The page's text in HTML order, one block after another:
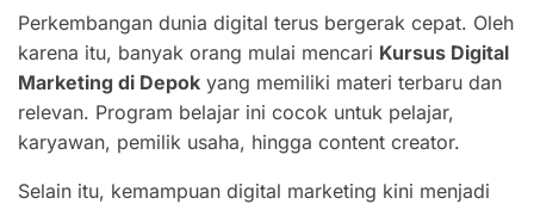
Perkembangan dunia digital terus bergerak cepat. Oleh
karena itu, banyak orang mulai mencari Kursus Digital
Marketing di Depok yang memiliki materi terbaru dan
relevan. Program belajar ini cocok untuk pelajar,
karyawan, pemilik usaha, hingga content creator.
Selain itu, kemampuan digital marketing kini menjadi